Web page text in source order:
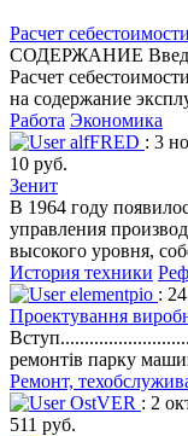
Расчет
СОДЕРЖАНИЕ
Расчет
на содержание
Работа Экономика
alfFRED : 3
10 руб.
Зенит
В 1964 году
управления
высокого уровня,
История техники
elementpio :
Проектування
ремонтів парку
Ремонт,
OstVER : 2
511 руб.